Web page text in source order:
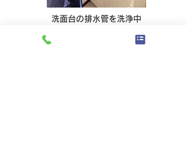
洗面台の排水管を洗浄中
屋外の排水マス（マンホール）と排水